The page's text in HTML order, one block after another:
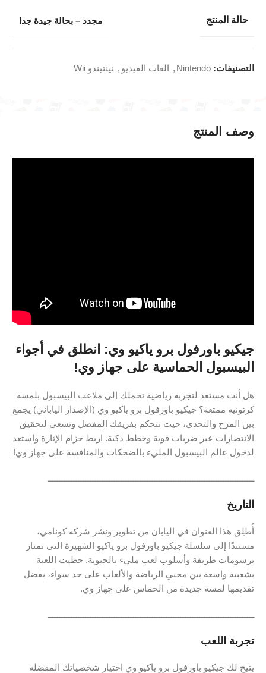
وصف المنتج
جيكيو باورفول برو ياكيو وي: انطلق في أجواء
البيسبول الحماسية على جهاز وي!
هل أنت مستعد لتجربة رياضية تحملك إلى ملاعب البيسبول بلمسة
كرتونية ممتعة؟ جيكيو باورفول برو ياكيو وي (الإصدار الياباني) يجمع
بين المرح والتحدي، حيث تتحكم بفريقك المفضل وتسعى لتحقيق
الانتصارات عبر ضربات قوية وخطط ذكية. اربط حزام الإثارة واستعد
لدخول عالم البيسبول المليء بالضحكات والمنافسة على جهاز وي!
ـــــــــــــــــــــــــــــــــــــــــــــــــــــــــــــــــــــــــــــــــــــــ
التاريخ
أُطلِق هذا العنوان في اليابان من تطوير ونشر شركة كونامي،
مستندًا إلى سلسلة جيكيو باورفول برو ياكيو الشهيرة التي تمتاز
برسومات ظريفة وأسلوب لعب مليء بالحيوية. حظيت اللعبة
بشعبية واسعة بين محبي الرياضة والألعاب على حد سواء، بفضل
تقديمها لمسة جديدة من الحماس على جهاز وي.
ـــــــــــــــــــــــــــــــــــــــــــــــــــــــــــــــــــــــــــــــــــــــ
تجربة اللعب
يتيح لك جيكيو باورفول برو ياكيو وي اختيار شخصياتك المفضلة
حالة المنتج مجدد – بحالة جيدة جدا
التصنيفات: Nintendo
, العاب الفيديو , نينتيندو Wii